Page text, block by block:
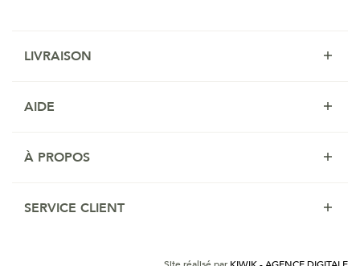
LIVRAISON
AIDE
À PROPOS
SERVICE CLIENT